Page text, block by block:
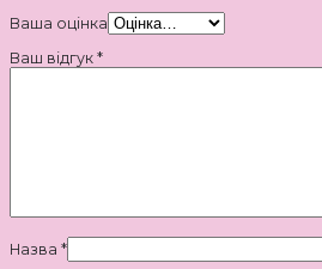
Ваша оцінка
Ваш відгук *
Назва *